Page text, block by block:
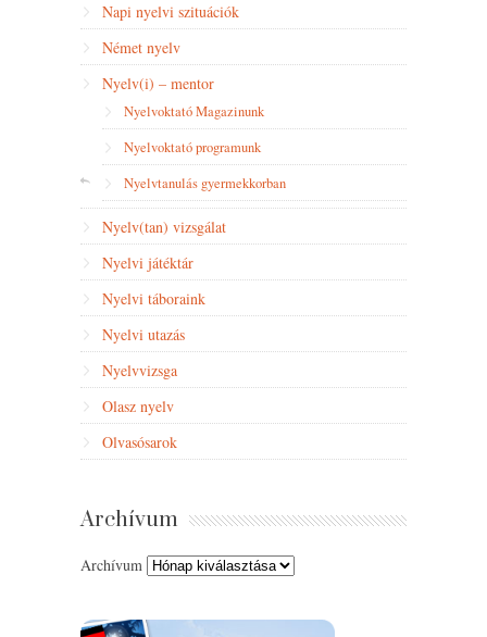
Napi nyelvi szituációk
Német nyelv
Nyelv(i) – mentor
Nyelvoktató Magazinunk
Nyelvoktató programunk
Nyelvtanulás gyermekkorban
Nyelv(tan) vizsgálat
Nyelvi játéktár
Nyelvi táboraink
Nyelvi utazás
Nyelvvizsga
Olasz nyelv
Olvasósarok
Archívum
Archívum